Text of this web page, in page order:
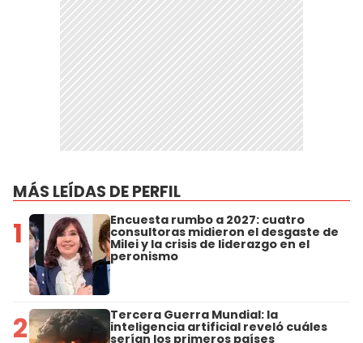
MÁS LEÍDAS DE PERFIL
1 Encuesta rumbo a 2027: cuatro
consultoras midieron el desgaste de
Milei y la crisis de liderazgo en el
peronismo
2 Tercera Guerra Mundial: la
inteligencia artificial reveló cuáles
serían los primeros países